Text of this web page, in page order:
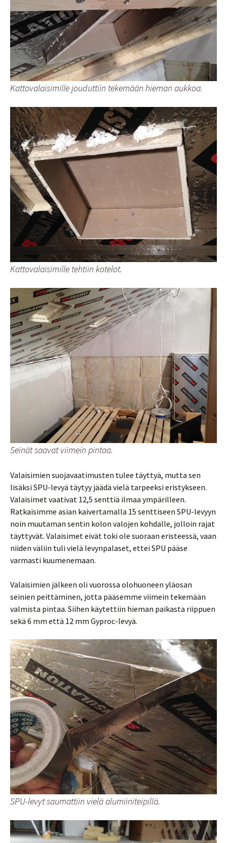
Kattovalaisimille jouduttiin tekemään hieman aukkoa.
Kattovalaisimille tehtiin kotelot.
Seinät saavat viimein pintaa.
Valaisimien suojavaatimusten tulee täyttyä, mutta sen
lisäksi SPU-levyä täytyy jäädä vielä tarpeeksi eristykseen.
Valaisimet vaativat 12,5 senttiä ilmaa ympärilleen.
Ratkaisimme asian kaivertamalla 15 senttiseen SPU-levyyn
noin muutaman sentin kolon valojen kohdalle, jolloin rajat
täyttyvät. Valaisimet eivät toki ole suoraan eristeessä, vaan
niiden väliin tuli vielä levynpalaset, ettei SPU pääse
varmasti kuumenemaan.
Valaisimien jälkeen oli vuorossa olohuoneen yläosan
seinien peittäminen, jotta pääsemme viimein tekemään
valmista pintaa. Siihen käytettiin hieman paikasta riippuen
sekä 6 mm että 12 mm Gyproc-levyä.
SPU-levyt saumattiin vielä alumiiniteipillä.